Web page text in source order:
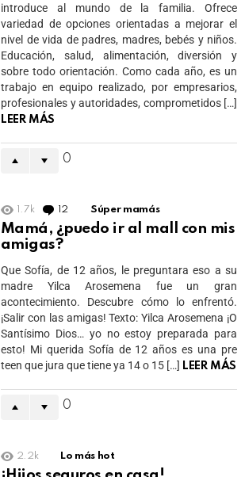
introduce al mundo de la familia. Ofrece
variedad de opciones orientadas a mejorar el
nivel de vida de padres, madres, bebés y niños.
Educación, salud, alimentación, diversión y
sobre todo orientación. Como cada año, es un
trabajo en equipo realizado, por empresarios,
profesionales y autoridades, comprometidos […]
LEER MÁS
0
1.7k 12 Comments
Súper mamás
Mamá, ¿puedo ir al mall con mis
amigas?
Que Sofía, de 12 años, le preguntara eso a su
madre Yilca Arosemena fue un gran
acontecimiento. Descubre cómo lo enfrentó.
¡Salir con las amigas! Texto: Yilca Arosemena ¡O
Santísimo Dios… yo no estoy preparada para
esto! Mi querida Sofía de 12 años es una pre
teen que jura que tiene ya 14 o 15 […] LEER MÁS
0
2.2k Lo más hot